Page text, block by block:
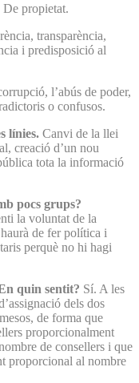
De propietat.
transparència,
i predisposició al
l’abús de poder,
o confusos.
línies. Canvi de la llei
creació d’un nou
tota la informació
pocs grups?
la voluntat de la
de fer política i
perquè no hi hagi
quin sentit? Sí. A les
dels dos
de forma que
proporcionalment
de consellers i que
proporcional al nombre